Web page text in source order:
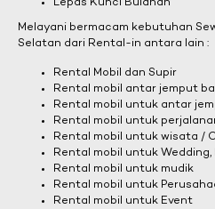
Lepas Kunci Bulanan
Melayani bermacam kebutuhan
Selatan dari Rental-in antara lain :
Rental Mobil dan Supir
Rental mobil antar jemput
Rental mobil untuk antar
Rental mobil untuk
Rental mobil untuk wisata /
Rental mobil untuk
Rental mobil untuk mudik
Rental mobil untuk
Rental mobil untuk Event